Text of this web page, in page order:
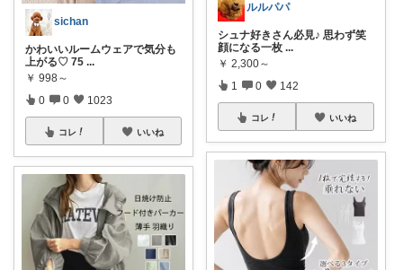
sichan
かわいいルームウェアで気分も
上がる♡ 75 ...
￥ 998～
0 0 1023
コレ いいね
ルルパパ
シュナ好きさん必見♪ 思わず笑
顔になる一枚 ...
￥ 2,300～
1 0 142
コレ いいね